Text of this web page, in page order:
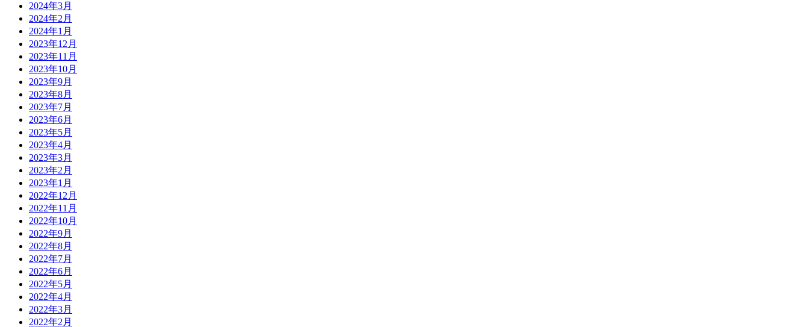
2024年3月
2024年2月
2024年1月
2023年12月
2023年11月
2023年10月
2023年9月
2023年8月
2023年7月
2023年6月
2023年5月
2023年4月
2023年3月
2023年2月
2023年1月
2022年12月
2022年11月
2022年10月
2022年9月
2022年8月
2022年7月
2022年6月
2022年5月
2022年4月
2022年3月
2022年2月